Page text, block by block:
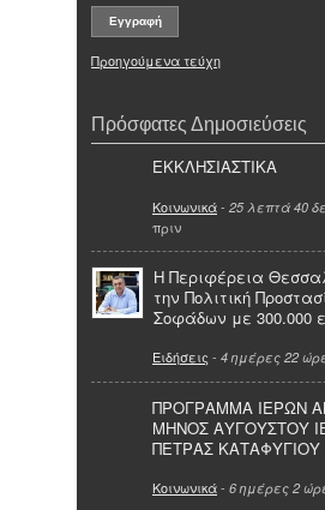
Προηγούμενα τεύχη
Πρόσφατες Δημοσιεύσεις
ΕΚΚΛΗΣΙΑΣΤΙΚΑ
Κοινωνικά- 25 λεπτά 40
πριν
Η Περιφέρεια
την Πολιτική
Σοφάδων με 300.000
Ειδήσεις - 4 ημέρες 22
ΠΡΟΓΡΑΜΜΑ ΙΕΡΩΝ
ΜΗΝΟΣ ΑΥΓΟΥΣΤΟΥ
ΠΕΤΡΑΣ
Κοινωνικά- 6 ημέρες 2